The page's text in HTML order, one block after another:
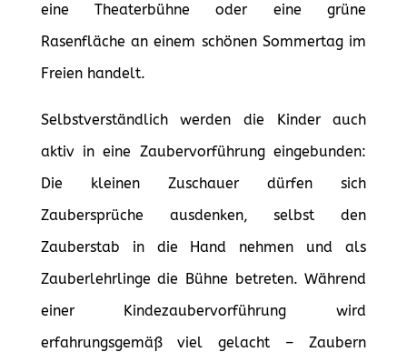
eine Theaterbühne oder eine grüne
Rasenfläche an einem schönen Sommertag im
Freien handelt.
Selbstverständlich werden die Kinder auch
aktiv in eine Zaubervorführung eingebunden:
Die kleinen Zuschauer dürfen sich
Zaubersprüche ausdenken, selbst den
Zauberstab in die Hand nehmen und als
Zauberlehrlinge die Bühne betreten. Während
einer Kindezaubervorführung wird
erfahrungsgemäß viel gelacht – Zaubern